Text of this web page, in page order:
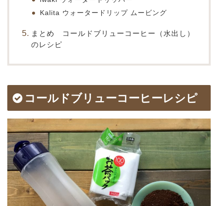
Kalita ウォータードリップ ムービング
まとめ コールドブリューコーヒー（水出し）
のレシピ
コールドブリューコーヒーレシピ